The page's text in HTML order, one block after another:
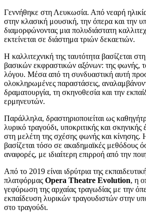
Γεννήθηκε στη Λευκωσία. Από νεαρή
στην κλασική μουσική, την όπερα και την
διαμορφώνοντας μια πολυδιάστατη
εκτείνεται σε διάστημα τριών δεκαετιών.
Η καλλιτεχνική της ταυτότητα βασίζεται
βασικών εκφραστικών αξόνων: της φωνής,
λόγου. Μέσα από τη συνδυαστική αυτή
ολοκληρωμένες παραστάσεις,
δραματουργία, τη σκηνοθεσία και την
ερμηνευτών.
Παράλληλα, δραστηριοποιείται ως
λυρικό τραγούδι, υποκριτικής και
στη μελέτη της σχέσης φωνής και κίνησης.
βασίζεται τόσο σε ακαδημαϊκές μεθόδους
αναφορές, με ιδιαίτερη επιρροή από την
Από το 2019 είναι ιδρύτρια της
πλατφόρμας Opera Theatre Evolution, η
γεφύρωση της αρχαίας τραγωδίας με την
εκπαίδευση λυρικών τραγουδιστών στην
στο τραγούδι.